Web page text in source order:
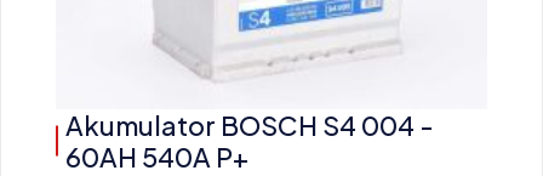
Akumulator BOSCH S4 004 -
60AH 540A P+